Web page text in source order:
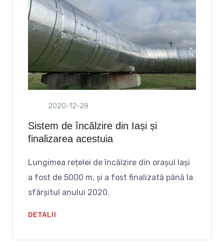
2020-12-28
Sistem de încălzire din Iași și
finalizarea acestuia
Lungimea rețelei de încălzire din orașul Iași
a fost de 5000 m, și a fost finalizată până la
sfârșitul anului 2020.
DETALII